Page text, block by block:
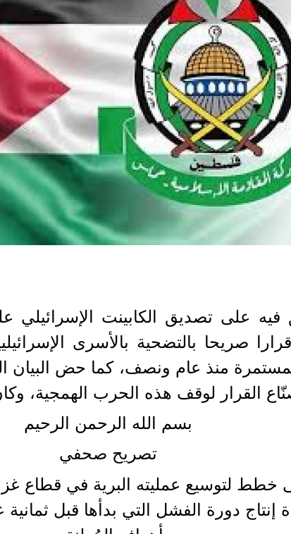
على تصديق الكابينت الإسرائيلي
صريحا بالتضحية بالأسرى
منذ عام ونصف، كما حض البيان
القرار لوقف هذه الحرب الهمجية،
بسم الله الرحمن الرحيم
تصريح صحفي
خطط لتوسيع عمليته البرية في قطاع
إنتاج دورة الفشل التي بدأها قبل